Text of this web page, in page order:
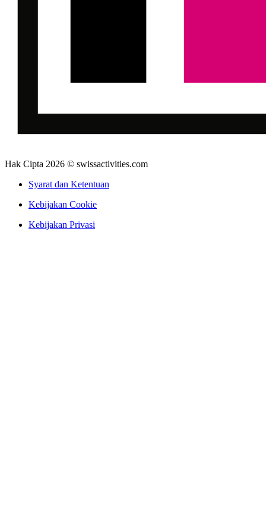
Hak Cipta 2026 © swissactivities.com
Syarat dan Ketentuan
Kebijakan Cookie
Kebijakan Privasi